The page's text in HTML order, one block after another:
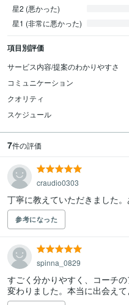
星2 (悪かった)
星1 (非常に悪かった)
項目別評価
サービス内容/提案のわかりやすさ
コミュニケーション
クオリティ
スケジュール
7件の評価
craudio0303
丁寧に教えていただきました。
参考になった
spinna_0829
すごく分かりやすく、コーチ
変わりました。本当に出会えて